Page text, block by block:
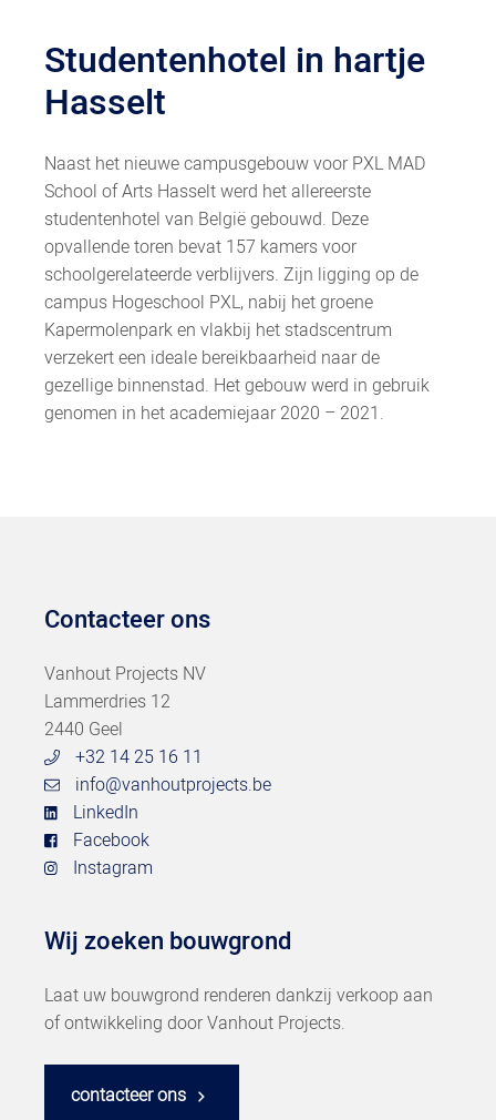
Studentenhotel in hartje
Hasselt
Naast het nieuwe campusgebouw voor PXL MAD
School of Arts Hasselt werd het allereerste
studentenhotel van België gebouwd. Deze
opvallende toren bevat 157 kamers voor
schoolgerelateerde verblijvers. Zijn ligging op de
campus Hogeschool PXL, nabij het groene
Kapermolenpark en vlakbij het stadscentrum
verzekert een ideale bereikbaarheid naar de
gezellige binnenstad. Het gebouw werd in gebruik
genomen in het academiejaar 2020 – 2021.
Contacteer ons
Vanhout Projects NV
Lammerdries 12
2440 Geel
+32 14 25 16 11
info@vanhoutprojects.be
LinkedIn
Facebook
Instagram
Wij zoeken bouwgrond
Laat uw bouwgrond renderen dankzij verkoop aan
of ontwikkeling door Vanhout Projects.
contacteer ons